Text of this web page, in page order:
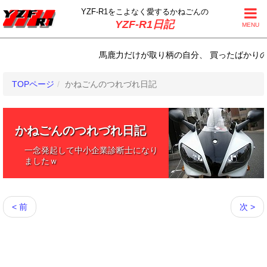
MENU
YZF-R1をこよなく 愛するかねごんの
YZF-R1日記
馬鹿力だけが取り柄の自分、 買ったばかり
TOPページ かねごんのつれづれ日記
かねごんのつれづれ日記
一念発起して中小企業診断士になり
ましたｗ
< 前 次 >